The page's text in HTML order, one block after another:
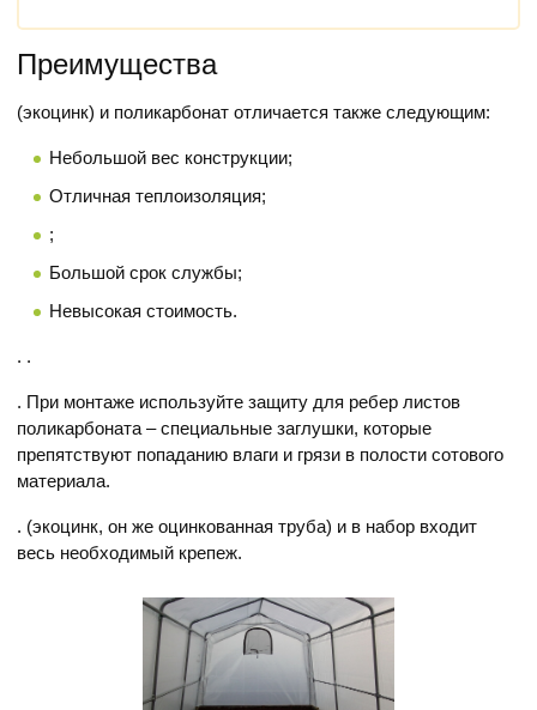
Преимущества
(экоцинк) и поликарбонат отличается также следующим:
Небольшой вес конструкции;
Отличная теплоизоляция;
;
Большой срок службы;
Невысокая стоимость.
. .
. При монтаже используйте защиту для ребер листов
поликарбоната – специальные заглушки, которые
препятствуют попаданию влаги и грязи в полости сотового
материала.
. (экоцинк, он же оцинкованная труба) и в набор входит
весь необходимый крепеж.